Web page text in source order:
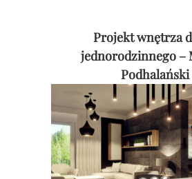
Projekt wnętrza
jednorodzinnego –
Podhalański